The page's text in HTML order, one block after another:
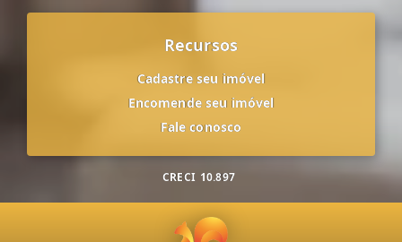
Recursos
Cadastre seu imóvel
Encomende seu imóvel
Fale conosco
CRECI 10.897